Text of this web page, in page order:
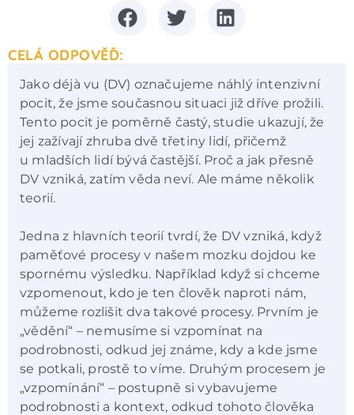
CELÁ ODPOVĚĎ:
Jako déjà vu (DV) označujeme náhlý intenzivní
pocit, že jsme současnou situaci již dříve prožili.
Tento pocit je poměrně častý, studie ukazují, že
jej zažívají zhruba dvě třetiny lidí, přičemž
u mladších lidí bývá častější. Proč a jak přesně
DV vzniká, zatím věda neví. Ale máme několik
teorií.
Jedna z hlavních teorií tvrdí, že DV vzniká, když
paměťové procesy v našem mozku dojdou ke
spornému výsledku. Například když si chceme
vzpomenout, kdo je ten člověk naproti nám,
můžeme rozlišit dva takové procesy. Prvním je
„vědění“ – nemusíme si vzpomínat na
podrobnosti, odkud jej známe, kdy a kde jsme
se potkali, prostě to víme. Druhým procesem je
„vzpomínání“ – postupně si vybavujeme
podrobnosti a kontext, odkud tohoto člověka